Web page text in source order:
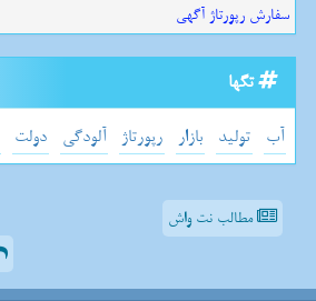
سفارش رپورتاژ آگهی
تگها
آب تولید بازار رپورتاژ آلودگی دولت
مطالب نت واش